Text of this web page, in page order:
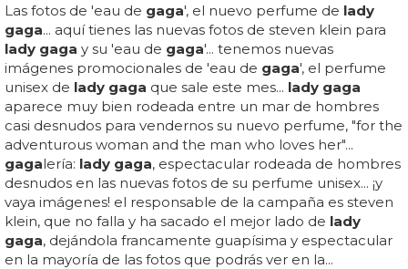
Las fotos de 'eau de gaga', el nuevo perfume de lady
gaga... aquí tienes las nuevas fotos de steven klein para
lady gaga y su 'eau de gaga'... tenemos nuevas
imágenes promocionales de 'eau de gaga', el perfume
unisex de lady gaga que sale este mes... lady gaga
aparece muy bien rodeada entre un mar de hombres
casi desnudos para vendernos su nuevo perfume, "for the
adventurous woman and the man who loves her"...
gagalería: lady gaga, espectacular rodeada de hombres
desnudos en las nuevas fotos de su perfume unisex... ¡y
vaya imágenes! el responsable de la campaña es steven
klein, que no falla y ha sacado el mejor lado de lady
gaga, dejándola francamente guapísima y espectacular
en la mayoría de las fotos que podrás ver en la...